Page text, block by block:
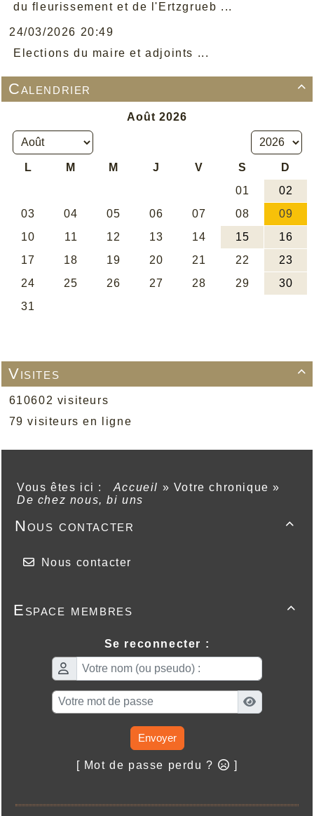
du fleurissement et de l'Ertzgrueb ...
24/03/2026 20:49
Elections du maire et adjoints ...

Calendrier

Visites
610602 visiteurs
79 visiteurs en ligne
Vous êtes ici : Accueil » Votre chronique »
De chez nous, bi uns

Nous contacter
Nous contacter

Espace membres
Se reconnecter :
Envoyer
[ Mot de passe perdu ? ]